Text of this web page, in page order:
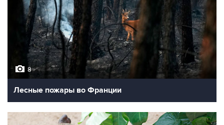
8
Лесные пожары во Франции